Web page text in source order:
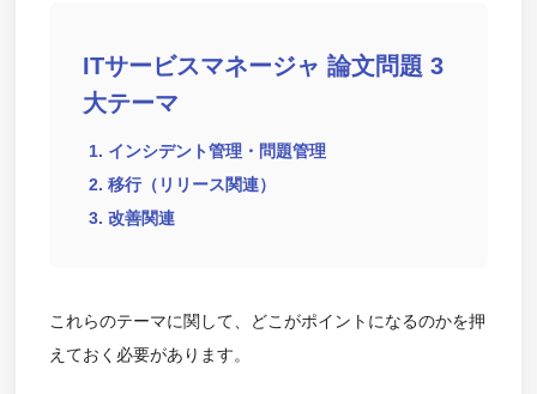
ITサービスマネージャ 論文問題 3
大テーマ
インシデント管理・問題管理
移行（リリース関連）
改善関連
これらのテーマに関して、どこがポイントになるのかを押
えておく必要があります。